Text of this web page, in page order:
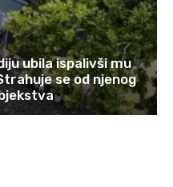
ubila ispalivši mu
se od njenog